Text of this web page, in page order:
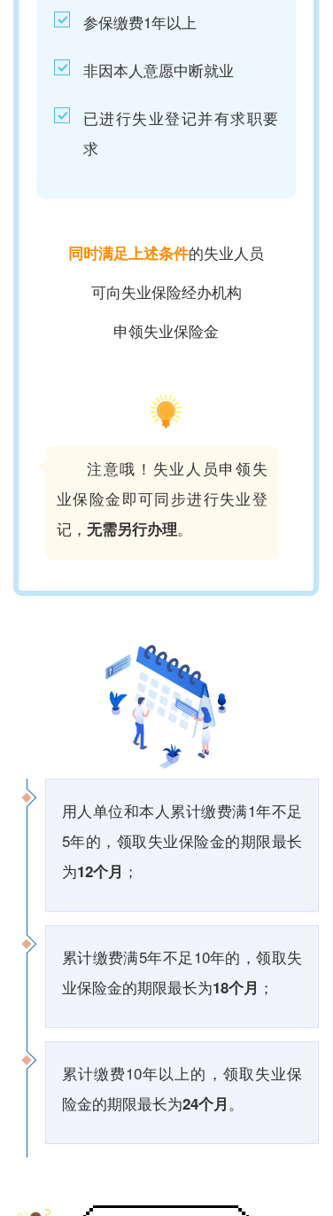
参保缴费1年以上
非因本人意愿中断就业
已进行失业登记并有求职要
求
同时满足上述条件的失业人员
可向失业保险经办机构
申领失业保险金
注意哦！失业人员申领失
业保险金即可同步进行失业登
记， 无需另行办理。
用人单位和本人累计缴费满1年不足
5年的，领取失业保险金的期限最长
为12个月 ；
累计缴费满5年不足10年的，领取失
业保险金的期限最长为18个月 ；
累计缴费10年以上的，领取失业保
险金的期限最长为24个月。